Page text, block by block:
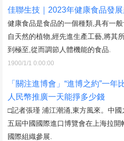
佳聯生技｜2023年健康食品發
健康食品是食品的一個種類,具有一
自天然的植物,經先進生產工藝,將其
到極至,從而調節人體機能的食品.
1900/1/1 0:00:00
「關注進博會」“進博之約”一
人民幣推廣一天能掙多少錢
□記者張瑾 浦江潮涌,東方風來。中
五屆中國國際進口博覽會在上海拉
國際組織參展.